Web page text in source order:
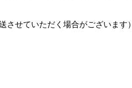
させていただく場合がございます）